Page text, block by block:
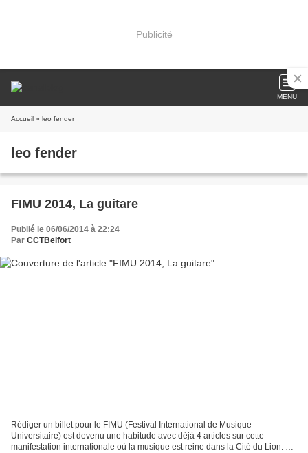
Publicité
MENU
Accueil » leo fender
leo fender
FIMU 2014, La guitare
Publié le 06/06/2014 à 22:24
Par CCTBelfort
Rédiger un billet pour le FIMU (Festival International de Musique
Universitaire) est devenu une habitude avec déjà 4 articles sur cette
manifestation internationale où la musique est reine dans la Cité du Lion. Mi